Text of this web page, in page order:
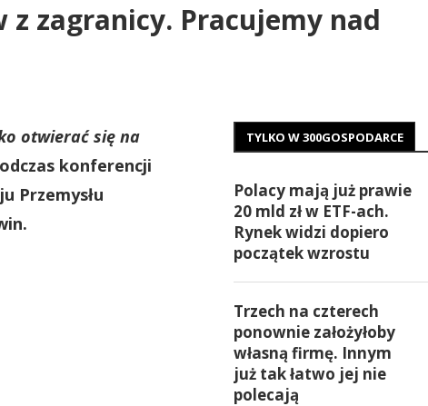
zagranicy. Pracujemy nad
otwierać się na
konferencji
Przemysłu
TYLKO W 300GOSPODARCE
Polacy mają już prawie
20 mld zł w ETF-ach.
Rynek widzi dopiero
początek wzrostu
Trzech na czterech
ponownie założyłoby
własną firmę. Innym
już tak łatwo jej nie
polecają